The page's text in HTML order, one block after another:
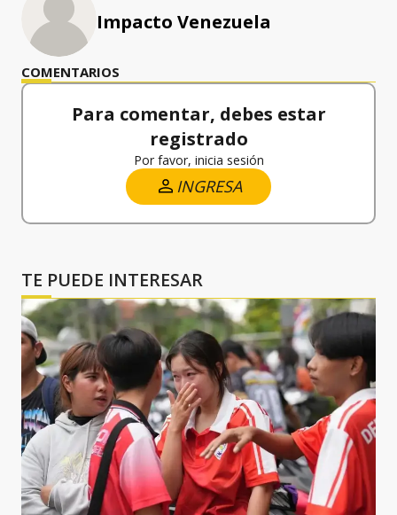
Impacto Venezuela
COMENTARIOS
Para comentar, debes estar
registrado
Por favor, inicia sesión
INGRESA
TE PUEDE INTERESAR